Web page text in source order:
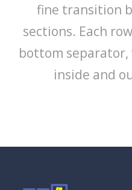
fine transition
sections. Each
bottom separator,
inside and